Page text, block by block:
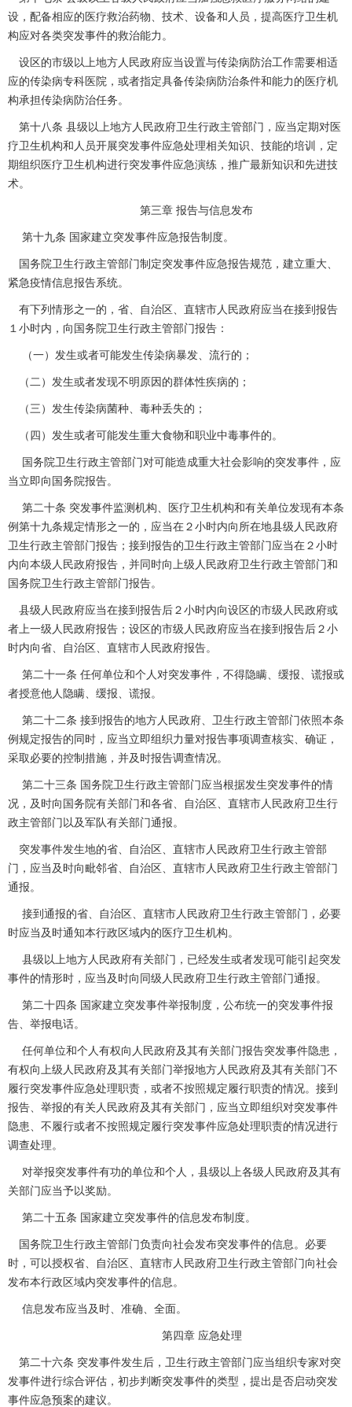
设，配备相应的医疗救治药物、技术、设备和人员，提高医疗卫生机
构应对各类突发事件的救治能力。
设区的市级以上地方人民政府应当设置与传染病防治工作需要相适
应的传染病专科医院，或者指定具备传染病防治条件和能力的医疗机
构承担传染病防治任务。
第十八条 县级以上地方人民政府卫生行政主管部门，应当定期对医
疗卫生机构和人员开展突发事件应急处理相关知识、技能的培训，定
期组织医疗卫生机构进行突发事件应急演练，推广最新知识和先进技
术。
第三章 报告与信息发布
第十九条 国家建立突发事件应急报告制度。
国务院卫生行政主管部门制定突发事件应急报告规范，建立重大、
紧急疫情信息报告系统。
有下列情形之一的，省、自治区、直辖市人民政府应当在接到报告
１小时内，向国务院卫生行政主管部门报告：
（一）发生或者可能发生传染病暴发、流行的；
（二）发生或者发现不明原因的群体性疾病的；
（三）发生传染病菌种、毒种丢失的；
（四）发生或者可能发生重大食物和职业中毒事件的。
国务院卫生行政主管部门对可能造成重大社会影响的突发事件，应
当立即向国务院报告。
第二十条 突发事件监测机构、医疗卫生机构和有关单位发现有本条
例第十九条规定情形之一的，应当在２小时内向所在地县级人民政府
卫生行政主管部门报告；接到报告的卫生行政主管部门应当在２小时
内向本级人民政府报告，并同时向上级人民政府卫生行政主管部门和
国务院卫生行政主管部门报告。
县级人民政府应当在接到报告后２小时内向设区的市级人民政府或
者上一级人民政府报告；设区的市级人民政府应当在接到报告后２小
时内向省、自治区、直辖市人民政府报告。
第二十一条 任何单位和个人对突发事件，不得隐瞒、缓报、谎报或
者授意他人隐瞒、缓报、谎报。
第二十二条 接到报告的地方人民政府、卫生行政主管部门依照本条
例规定报告的同时，应当立即组织力量对报告事项调查核实、确证，
采取必要的控制措施，并及时报告调查情况。
第二十三条 国务院卫生行政主管部门应当根据发生突发事件的情
况，及时向国务院有关部门和各省、自治区、直辖市人民政府卫生行
政主管部门以及军队有关部门通报。
突发事件发生地的省、自治区、直辖市人民政府卫生行政主管部
门，应当及时向毗邻省、自治区、直辖市人民政府卫生行政主管部门
通报。
接到通报的省、自治区、直辖市人民政府卫生行政主管部门，必要
时应当及时通知本行政区域内的医疗卫生机构。
县级以上地方人民政府有关部门，已经发生或者发现可能引起突发
事件的情形时，应当及时向同级人民政府卫生行政主管部门通报。
第二十四条 国家建立突发事件举报制度，公布统一的突发事件报
告、举报电话。
任何单位和个人有权向人民政府及其有关部门报告突发事件隐患，
有权向上级人民政府及其有关部门举报地方人民政府及其有关部门不
履行突发事件应急处理职责，或者不按照规定履行职责的情况。接到
报告、举报的有关人民政府及其有关部门，应当立即组织对突发事件
隐患、不履行或者不按照规定履行突发事件应急处理职责的情况进行
调查处理。
对举报突发事件有功的单位和个人，县级以上各级人民政府及其有
关部门应当予以奖励。
第二十五条 国家建立突发事件的信息发布制度。
国务院卫生行政主管部门负责向社会发布突发事件的信息。必要
时，可以授权省、自治区、直辖市人民政府卫生行政主管部门向社会
发布本行政区域内突发事件的信息。
信息发布应当及时、准确、全面。
第四章 应急处理
第二十六条 突发事件发生后，卫生行政主管部门应当组织专家对突
发事件进行综合评估，初步判断突发事件的类型，提出是否启动突发
事件应急预案的建议。